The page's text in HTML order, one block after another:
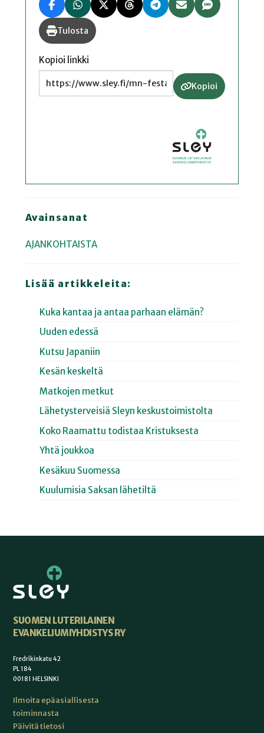
Tulosta
Kopioi linkki
Kopioi
Avainsanat
AJANKOHTAISTA
Lisää artikkeleita:
Kuka kantaa ja antaa parhaan elämän?
Uuden edessä
Kutsu Japaniin
Kesän keskeltä
Matkojen metkut
Lähetysterveisiä Sleyn keskustoimistolta
Koko Raamattu todistaa Kristuksesta
Yhtä joukkoa
Kesäkuu Suomessa
Kuulumisia Saksan lähetiltä
SUOMEN LUTERILAINEN
EVANKELIUMIYHDISTYS RY
Fredrikinkatu 42
PL 184
00181 HELSINKI
Ilmoita epäasiallisesta
toiminnasta
Päivitä tietosi